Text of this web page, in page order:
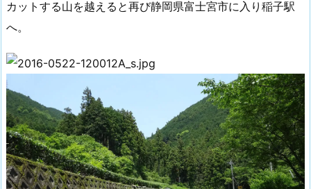
カットする山を越えると再び静岡県富士宮市に入り稲子駅
へ。